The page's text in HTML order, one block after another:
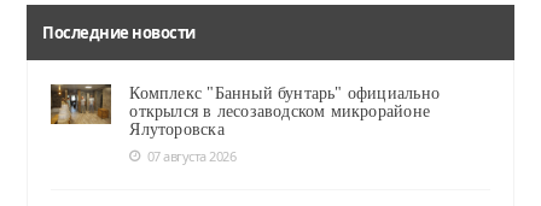
Последние новости
Комплекс "Банный бунтарь" официально
открылся в лесозаводском микрорайоне
Ялуторовска
07 августа 2026